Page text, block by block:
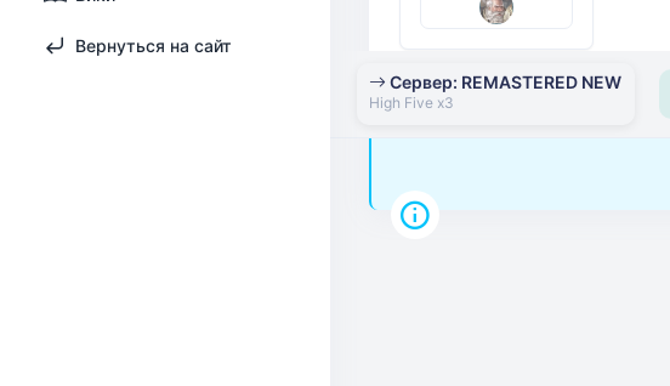
Сервер: REMASTERED NEW
High Five x3
Вернуться на сайт